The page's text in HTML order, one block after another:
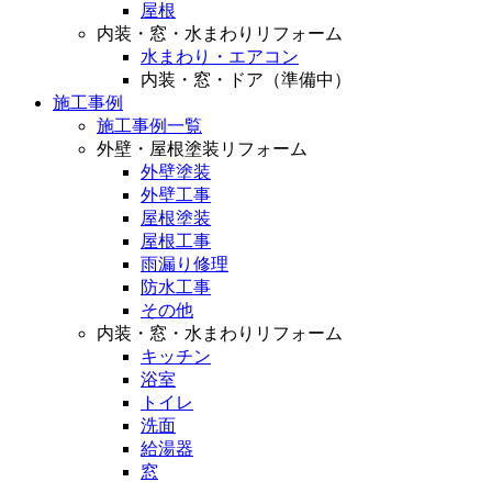
屋根
内装・窓・水まわりリフォーム
水まわり・エアコン
内装・窓・ドア（準備中）
施工事例
施工事例一覧
外壁・屋根塗装リフォーム
外壁塗装
外壁工事
屋根塗装
屋根工事
雨漏り修理
防水工事
その他
内装・窓・水まわりリフォーム
キッチン
浴室
トイレ
洗面
給湯器
窓